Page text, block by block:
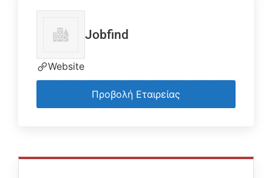
Jobfind
Website
Προβολή Εταιρείας